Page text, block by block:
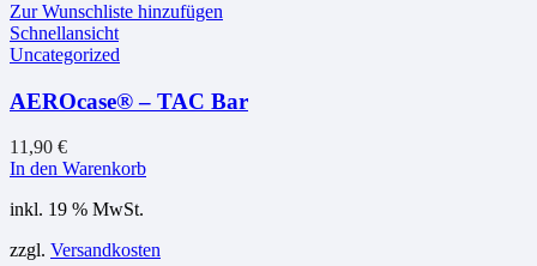
Zur Wunschliste hinzufügen
Schnellansicht
Uncategorized
AEROcase® – TAC Bar
11,90 €
In den Warenkorb
inkl. 19 % MwSt.
zzgl. Versandkosten